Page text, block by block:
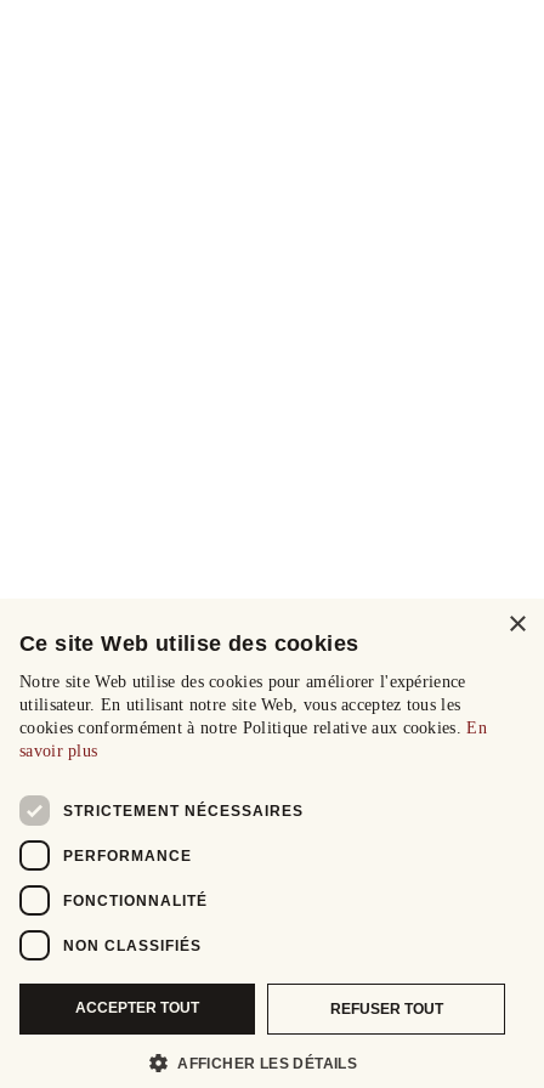
×
Ce site Web utilise des cookies
Notre site Web utilise des cookies pour améliorer l'expérience
utilisateur. En utilisant notre site Web, vous acceptez tous les
cookies conformément à notre Politique relative aux cookies.En
savoir plus
STRICTEMENT NÉCESSAIRES
PERFORMANCE
FONCTIONNALITÉ
NON CLASSIFIÉS
ACCEPTER TOUT REFUSER TOUT
AFFICHER LES DÉTAILS